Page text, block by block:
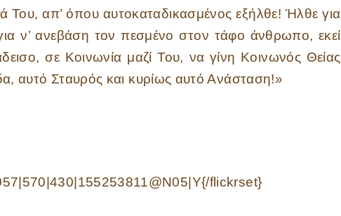
Του, απ’ όπου αυτοκαταδικασμένος εξήλθε! Ήλθε για
ν’ ανεβάση τον πεσμένο στον τάφο άνθρωπο, εκεί
σε Κοινωνία μαζί Του, να γίνη Κοινωνός Θείας
αυτό Σταυρός και κυρίως αυτό Ανάσταση!»
flickrset}